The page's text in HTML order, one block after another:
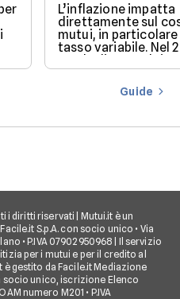
L’inflazione impatta
direttamente sul
mutui, in particolare
tasso variabile. Nel
con la discesa dei
il mercato offre
più favorevoli per
finanziareGuide
i diritti riservati | Mutui.it è un
S.p.A. con socio unico • Via
• P.IVA 07902950968 | Il servizio
per i mutui e per il credito al
è gestito da Facile.it Mediazione
socio unico, iscrizione Elenco
numero M201 • P.IVA